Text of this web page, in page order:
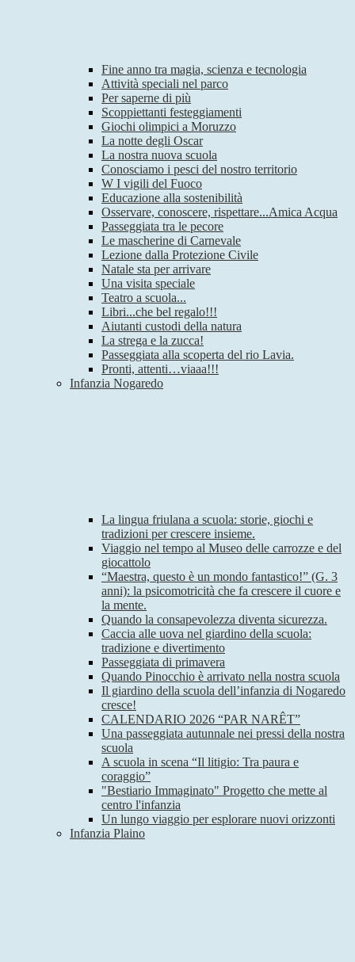
Fine anno tra magia, scienza e tecnologia
Attività speciali nel parco
Per saperne di più
Scoppiettanti festeggiamenti
Giochi olimpici a Moruzzo
La notte degli Oscar
La nostra nuova scuola
Conosciamo i pesci del nostro territorio
W I vigili del Fuoco
Educazione alla sostenibilità
Osservare, conoscere, rispettare...Amica Acqua
Passeggiata tra le pecore
Le mascherine di Carnevale
Lezione dalla Protezione Civile
Natale sta per arrivare
Una visita speciale
Teatro a scuola...
Libri...che bel regalo!!!
Aiutanti custodi della natura
La strega e la zucca!
Passeggiata alla scoperta del rio Lavia.
Pronti, attenti…viaaa!!!
Infanzia Nogaredo
La lingua friulana a scuola: storie, giochi e
tradizioni per crescere insieme.
Viaggio nel tempo al Museo delle carrozze e del
giocattolo
“Maestra, questo è un mondo fantastico!” (G. 3
anni): la psicomotricità che fa crescere il cuore e
la mente.
Quando la consapevolezza diventa sicurezza.
Caccia alle uova nel giardino della scuola:
tradizione e divertimento
Passeggiata di primavera
Quando Pinocchio è arrivato nella nostra scuola
Il giardino della scuola dell’infanzia di Nogaredo
cresce!
CALENDARIO 2026 “PAR NARÊT”
Una passeggiata autunnale nei pressi della nostra
scuola
A scuola in scena “Il litigio: Tra paura e
coraggio”
"Bestiario Immaginato" Progetto che mette al
centro l'infanzia
Un lungo viaggio per esplorare nuovi orizzonti
Infanzia Plaino